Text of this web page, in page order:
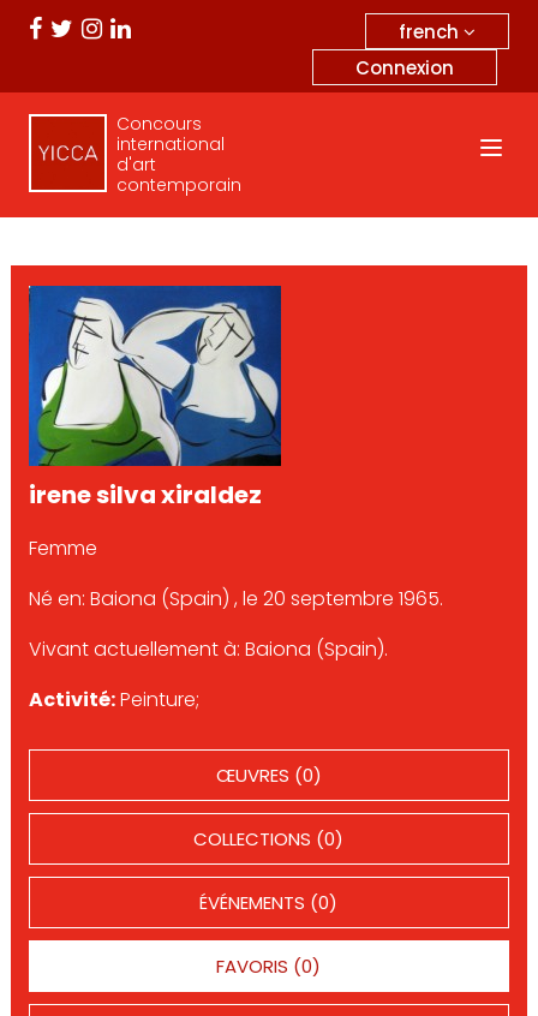
french
Connexion
Concours
international
d'art
contemporain
irene silva xiraldez
Femme
Né en: Baiona (Spain) , le 20 septembre 1965.
Vivant actuellement à: Baiona (Spain).
Activité:Peinture;
ŒUVRES (0)
COLLECTIONS (0)
ÉVÉNEMENTS (0)
FAVORIS (0)